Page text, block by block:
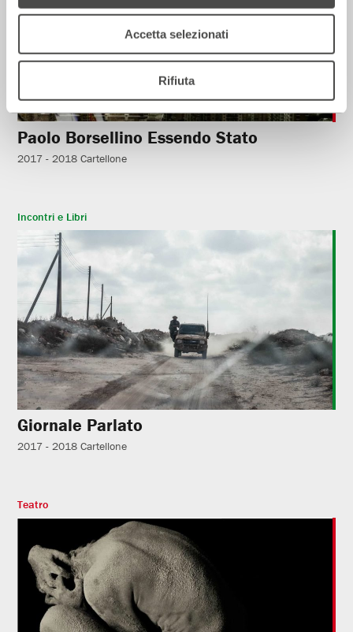
Accetta selezionati
Rifiuta
Paolo Borsellino Essendo Stato
2017 - 2018 Cartellone
Incontri e Libri
Giornale Parlato
2017 - 2018 Cartellone
Teatro